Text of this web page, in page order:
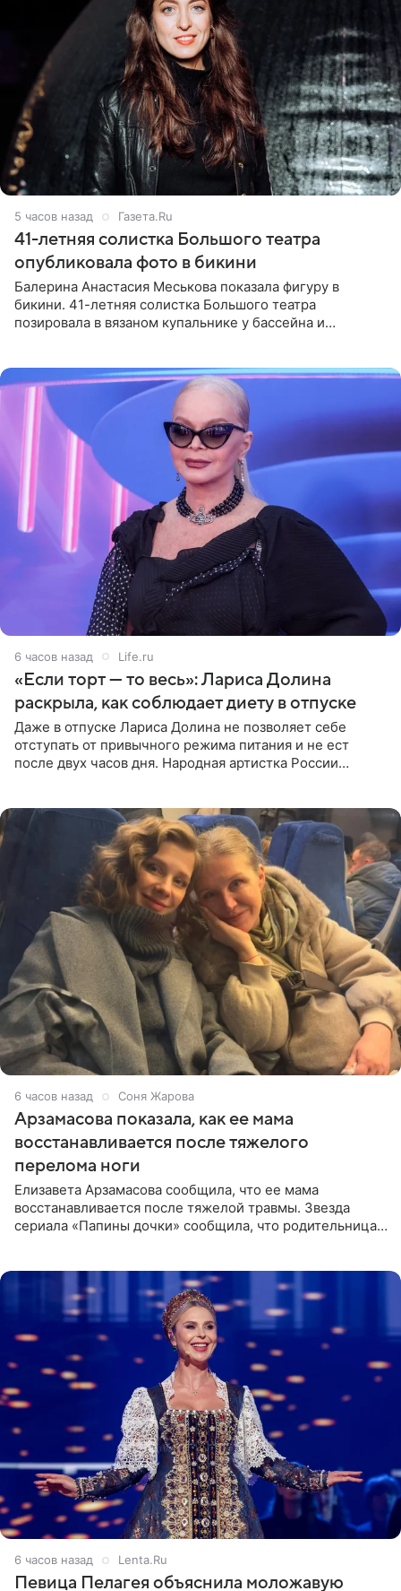
5 часов назад Газета.Ru
41-летняя солистка Большого театра
опубликовала фото в бикини
Балерина Анастасия Меськова показала фигуру в
бикини. 41-летняя солистка Большого театра
позировала в вязаном купальнике у бассейна и
6 часов назад Life.ru
«Если торт — то весь»: Лариса Долина
раскрыла, как соблюдает диету в отпуске
Даже в отпуске Лариса Долина не позволяет себе
отступать от привычного режима питания и не ест
после двух часов дня. Народная артистка России
6 часов назад Соня Жарова
Арзамасова показала, как ее мама
восстанавливается после тяжелого
перелома ноги
Елизавета Арзамасова сообщила, что ее мама
восстанавливается после тяжелой травмы. Звезда
сериала «Папины дочки» сообщила, что родительница
6 часов назад Lenta.Ru
Певица Пелагея объяснила моложавую